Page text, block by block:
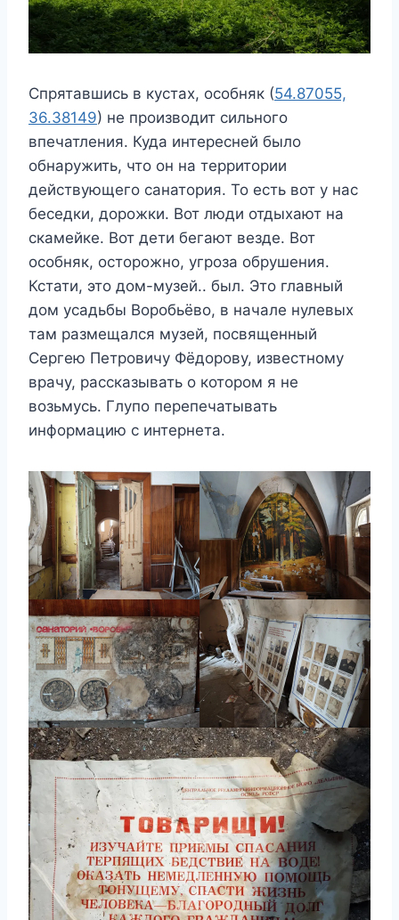
Спрятавшись в кустах, особняк (54.87055,
36.38149) не производит сильного
впечатления. Куда интересней было
обнаружить, что он на территории
действующего санатория. То есть вот у нас
беседки, дорожки. Вот люди отдыхают на
скамейке. Вот дети бегают везде. Вот
особняк, осторожно, угроза обрушения.
Кстати, это дом-музей.. был. Это главный
дом усадьбы Воробьёво, в начале нулевых
там размещался музей, посвященный
Сергею Петровичу Фёдорову, известному
врачу, рассказывать о котором я не
возьмусь. Глупо перепечатывать
информацию с интернета.